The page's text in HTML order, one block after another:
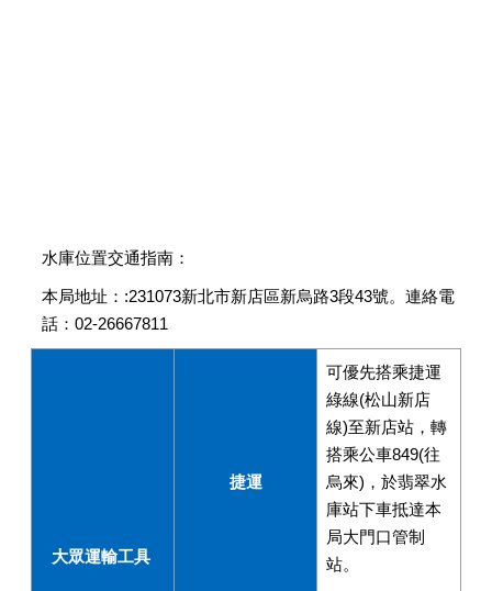
水庫位置交通指南：
本局地址：:231073新北市新店區新烏路3段43號。連絡電
話：02-26667811
大眾運輸工具
捷運
可優先搭乘捷運
綠線(松山新店
線)至新店站，轉
搭乘公車849(往
烏來)，於翡翠水
庫站下車抵達本
局大門口管制
站。